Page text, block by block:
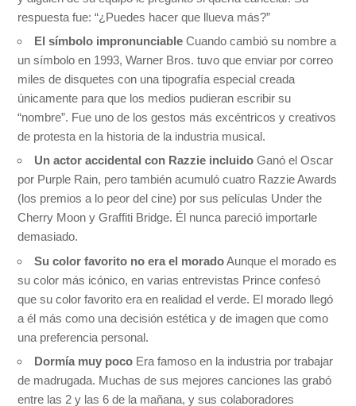
respuesta fue: “¿Puedes hacer que llueva más?”
El símbolo impronunciable Cuando cambió su nombre a
un símbolo en 1993, Warner Bros. tuvo que enviar por correo
miles de disquetes con una tipografía especial creada
únicamente para que los medios pudieran escribir su
“nombre”. Fue uno de los gestos más excéntricos y creativos
de protesta en la historia de la industria musical.
Un actor accidental con Razzie incluido Ganó el Oscar
por Purple Rain, pero también acumuló cuatro Razzie Awards
(los premios a lo peor del cine) por sus películas Under the
Cherry Moon y Graffiti Bridge. Él nunca pareció importarle
demasiado.
Su color favorito no era el moradoAunque el morado es
su color más icónico, en varias entrevistas Prince confesó
que su color favorito era en realidad el verde. El morado llegó
a él más como una decisión estética y de imagen que como
una preferencia personal.
Dormía muy poco Era famoso en la industria por trabajar
de madrugada. Muchas de sus mejores canciones las grabó
entre las 2 y las 6 de la mañana, y sus colaboradores